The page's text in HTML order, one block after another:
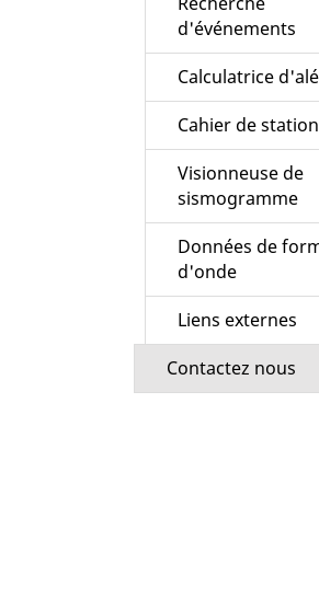
d'événements
Calculatrice
Cahier de
Visionneuse de
sismogramme
Données de
d'onde
Liens externes
Contactez nous